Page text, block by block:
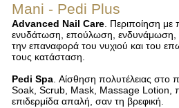
Mani - Pedi Plus
Advanced Nail Care. Περιποίηση με
ενυδάτωση, επούλωση,
την επαναφορά του νυχιού και του
τους κατάσταση.
Pedi Spa. Αίσθηση πολυτέλειας στο
Soak, Scrub, Mask, Massage Lotion,
επιδερμίδα απαλή, σαν τη βρεφική.